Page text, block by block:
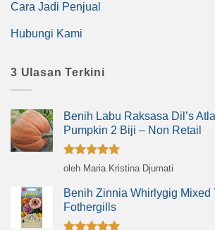
Cara Jadi Penjual
Hubungi Kami
3 Ulasan Terkini
Benih Labu Raksasa Dil’s
Pumpkin 2 Biji – Non Retail
Dinilai5
oleh Maria Kristina Djumati
Benih Zinnia Whirlygig Mixed
Fothergills